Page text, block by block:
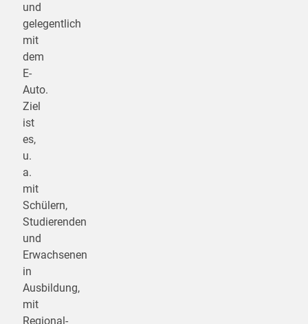
und
gelegentlich
mit
dem
E-
Auto.
Ziel
ist
es,
u.
a.
mit
Schülern,
Studierenden
und
Erwachsenen
in
Ausbildung,
mit
Regional-